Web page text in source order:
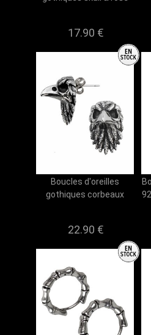
17.90 €
Boucles d'oreilles
gothiques corbeaux
22.90 €